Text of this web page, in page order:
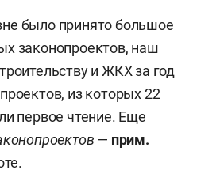
было принято большое
законопроектов, наш
и ЖКХ за год
из которых 22
первое чтение. Еще
— прим.